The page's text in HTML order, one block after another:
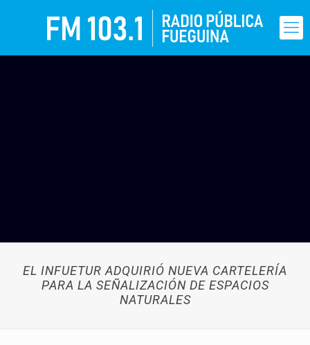
EL INFUETUR ADQUIRIÓ NUEVA CARTELERÍA
PARA LA SEÑALIZACIÓN DE ESPACIOS
NATURALES